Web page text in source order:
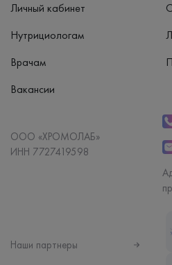
Личный кабинет
Нутрициологам
Врачам
Вакансии
ООО «ХРОМОЛАБ»
ИНН 7727419598
Наши партнеры